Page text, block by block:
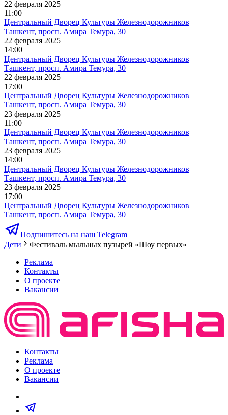
22 февраля 2025
11:00
Центральный Дворец Культуры Железнодорожников
Ташкент, просп. Амира Темура, 30
22 февраля 2025
14:00
Центральный Дворец Культуры Железнодорожников
Ташкент, просп. Амира Темура, 30
22 февраля 2025
17:00
Центральный Дворец Культуры Железнодорожников
Ташкент, просп. Амира Темура, 30
23 февраля 2025
11:00
Центральный Дворец Культуры Железнодорожников
Ташкент, просп. Амира Темура, 30
23 февраля 2025
14:00
Центральный Дворец Культуры Железнодорожников
Ташкент, просп. Амира Темура, 30
23 февраля 2025
17:00
Центральный Дворец Культуры Железнодорожников
Ташкент, просп. Амира Темура, 30
Подпишитесь на наш Telegram
Дети
Фестиваль мыльных пузырей «Шоу первых»
Реклама
Контакты
О проекте
Вакансии
Контакты
Реклама
О проекте
Вакансии